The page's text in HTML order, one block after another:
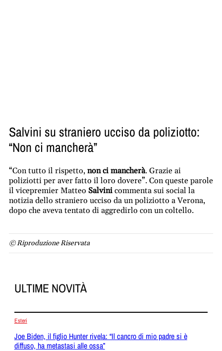
Salvini su straniero ucciso da poliziotto:
“Non ci mancherà”
“Con tutto il rispetto, non ci mancherà. Grazie ai
poliziotti per aver fatto il loro dovere”. Con queste parole
il vicepremier Matteo Salvini commenta sui social la
notizia dello straniero ucciso da un poliziotto a Verona,
dopo che aveva tentato di aggredirlo con un coltello.
© Riproduzione Riservata
ULTIME NOVITÀ
Esteri
Joe Biden, il figlio Hunter rivela: “Il cancro di mio padre si è
diffuso, ha metastasi alle ossa”